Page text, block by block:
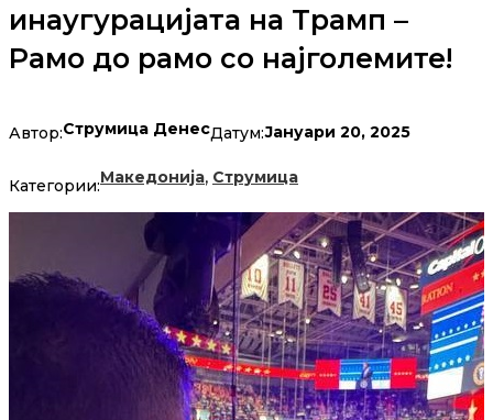
инаугурацијата на Трамп –
Рамо до рамо со најголемите!
Автор:Струмица ДенесДатум:Јануари 20, 2025
Категории:Македонија, Струмица